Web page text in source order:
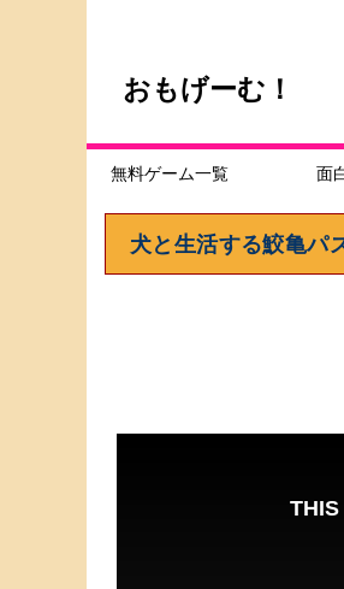
おもげーむ！
無料ゲーム一覧 面
犬と生活する鮫亀パ